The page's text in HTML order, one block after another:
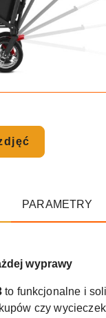
PARAMETRY
wyprawy
to funkcjonalne i
czy